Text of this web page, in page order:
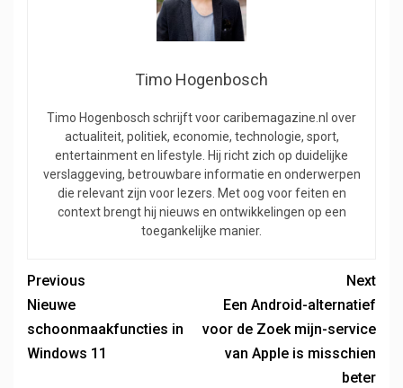
Timo Hogenbosch
Timo Hogenbosch schrijft voor caribemagazine.nl over
actualiteit, politiek, economie, technologie, sport,
entertainment en lifestyle. Hij richt zich op duidelijke
verslaggeving, betrouwbare informatie en onderwerpen
die relevant zijn voor lezers. Met oog voor feiten en
context brengt hij nieuws en ontwikkelingen op een
toegankelijke manier.
Previous
Nieuwe
schoonmaakfuncties in
Windows 11
Next
Een Android-alternatief
voor de Zoek mijn-service
van Apple is misschien
beter